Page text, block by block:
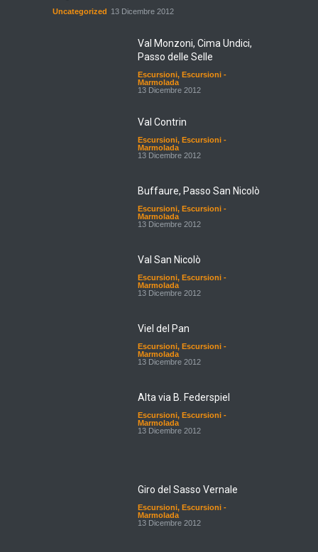
Uncategorized 13 Dicembre 2012
Val Monzoni, Cima Undici,
Passo delle Selle
Escursioni, Escursioni -
Marmolada
13 Dicembre 2012
Val Contrin
Escursioni, Escursioni -
Marmolada
13 Dicembre 2012
Buffaure, Passo San Nicolò
Escursioni, Escursioni -
Marmolada
13 Dicembre 2012
Val San Nicolò
Escursioni, Escursioni -
Marmolada
13 Dicembre 2012
Viel del Pan
Escursioni, Escursioni -
Marmolada
13 Dicembre 2012
Alta via B. Federspiel
Escursioni, Escursioni -
Marmolada
13 Dicembre 2012
Giro del Sasso Vernale
Escursioni, Escursioni -
Marmolada
13 Dicembre 2012